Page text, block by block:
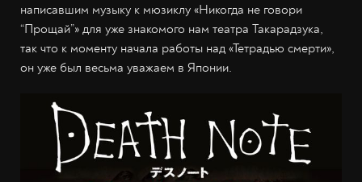
написавшим музыку к мюзиклу «Никогда не говори
“Прощай”» для уже знакомого нам театра Такарадзука,
так что к моменту начала работы над «Тетрадью смерти»,
он уже был весьма уважаем в Японии.